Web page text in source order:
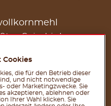
Sojadrink
der Pfanne)
pro Crêpe
Cookies
die für den Betrieb dieser
und nicht notwendige
oder Marketingzwecke. Sie
akzeptieren, ablehnen oder
Ihrer Wahl klicken. Sie